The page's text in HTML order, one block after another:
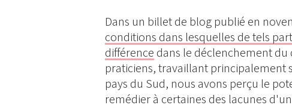
Dans un billet de blog publié en
conditions dans lesquelles de tels
différence dans le déclenchement du
praticiens, travaillant principalement
pays du Sud, nous avons perçu le
remédier à certaines des lacunes